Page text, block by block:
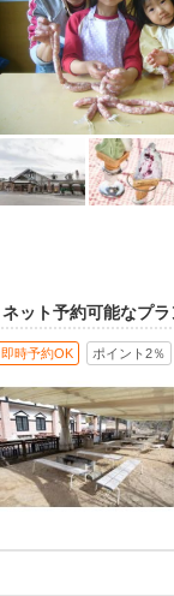
ネット予約可能なプ
即時予約OK ポイント2％